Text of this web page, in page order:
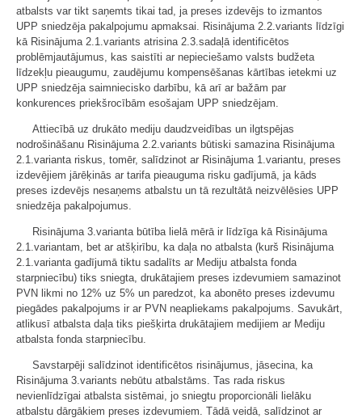
atbalsts var tikt saņemts tikai tad, ja preses izdevējs to izmantos
UPP sniedzēja pakalpojumu apmaksai. Risinājuma 2.2.variants līdzīgi
kā Risinājuma 2.1.variants atrisina 2.3.sadaļā identificētos
problēmjautājumus, kas saistīti ar nepieciešamo valsts budžeta
līdzekļu pieaugumu, zaudējumu kompensēšanas kārtības ietekmi uz
UPP sniedzēja saimniecisko darbību, kā arī ar bažām par
konkurences priekšrocībām esošajam UPP sniedzējam.
Attiecībā uz drukāto mediju daudzveidības un ilgtspējas
nodrošināšanu Risinājuma 2.2.variants būtiski samazina Risinājuma
2.1.varianta riskus, tomēr, salīdzinot ar Risinājuma 1.variantu, preses
izdevējiem jārēķinās ar tarifa pieauguma risku gadījumā, ja kāds
preses izdevējs nesaņems atbalstu un tā rezultātā neizvēlēsies UPP
sniedzēja pakalpojumus.
Risinājuma 3.varianta būtība lielā mērā ir līdzīga kā Risinājuma
2.1.variantam, bet ar atšķirību, ka daļa no atbalsta (kurš Risinājuma
2.1.varianta gadījumā tiktu sadalīts ar Mediju atbalsta fonda
starpniecību) tiks sniegta, drukātajiem preses izdevumiem samazinot
PVN likmi no 12% uz 5% un paredzot, ka abonēto preses izdevumu
piegādes pakalpojums ir ar PVN neapliekams pakalpojums. Savukārt,
atlikusī atbalsta daļa tiks piešķirta drukātajiem medijiem ar Mediju
atbalsta fonda starpniecību.
Savstarpēji salīdzinot identificētos risinājumus, jāsecina, ka
Risinājuma 3.variants nebūtu atbalstāms. Tas rada riskus
nevienlīdzīgai atbalsta sistēmai, jo sniegtu proporcionāli lielāku
atbalstu dārgākiem preses izdevumiem. Tādā veidā, salīdzinot ar